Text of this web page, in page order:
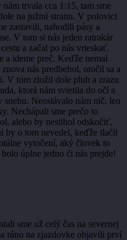
trvala cca 1:15, tam sme
na južnú stranu. V polovici
zastavili, nahodili pásy a
V tom si nás jeden ratrakár
a začal po nás vrieskať.
a ideme preč. Keďže nemal
nás predbehol, otočil sa a
V tom zložil dole pluh a zrazu
ktorá nám svietila do očí a
Neostávalo nám nič, len
Nechápali sme prečo to
alebo by nestihol odskočiť,
by o tom nevedel, keďže tlačil
vytočení, aký človek to
úplne jedno či nás prejde!
sme už celý čas na severnej
ráno na zjazdovke objavili prví